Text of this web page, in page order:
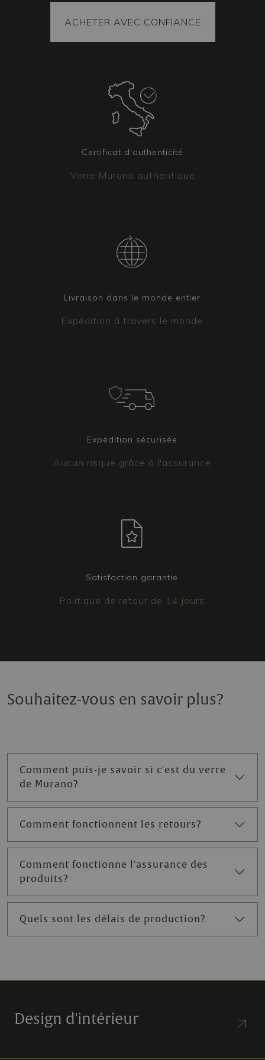
Certificat et expédition
à l’intérieur du colis, et chaque pièce est
emballée sous vide pour garantir son arrivée
intacte à destination. Dans tous les cas, le colis
est toujours couvert par une assurance.
ACHETER AVEC CONFIANCE
Certificat d'authenticité
Verre Murano authentique
Livraison dans le monde entier
Expédition à travers le monde
Expédition sécurisée
Aucun risque grâce à l'assurance
Satisfaction garantie
Politique de retour de 14 jours
Souhaitez-vous en savoir plus?
Comment puis-je savoir si c'est du verre
de Murano?
Comment fonctionnent les retours?
Comment fonctionne l'assurance des
produits?
Quels sont les délais de production?
Design d'intérieur